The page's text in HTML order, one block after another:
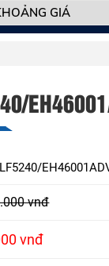
LF5240/
vnđ
vnđ